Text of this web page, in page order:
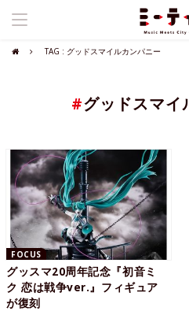
TAG : グッドスマイルカンパニー
#グッドスマイ
FOCUS
グッスマ20周年記念『初音ミ
ク 恋は戦争ver.』フィギュア
が復刻